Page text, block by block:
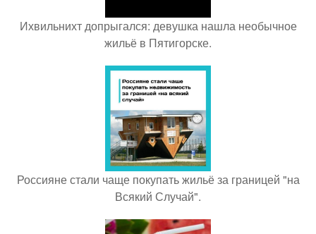
Ихвильнихт допрыгался: девушка нашла необычное
жильё в Пятигорске.
Россияне стали чаще покупать жильё за границей "на
Всякий Случай".